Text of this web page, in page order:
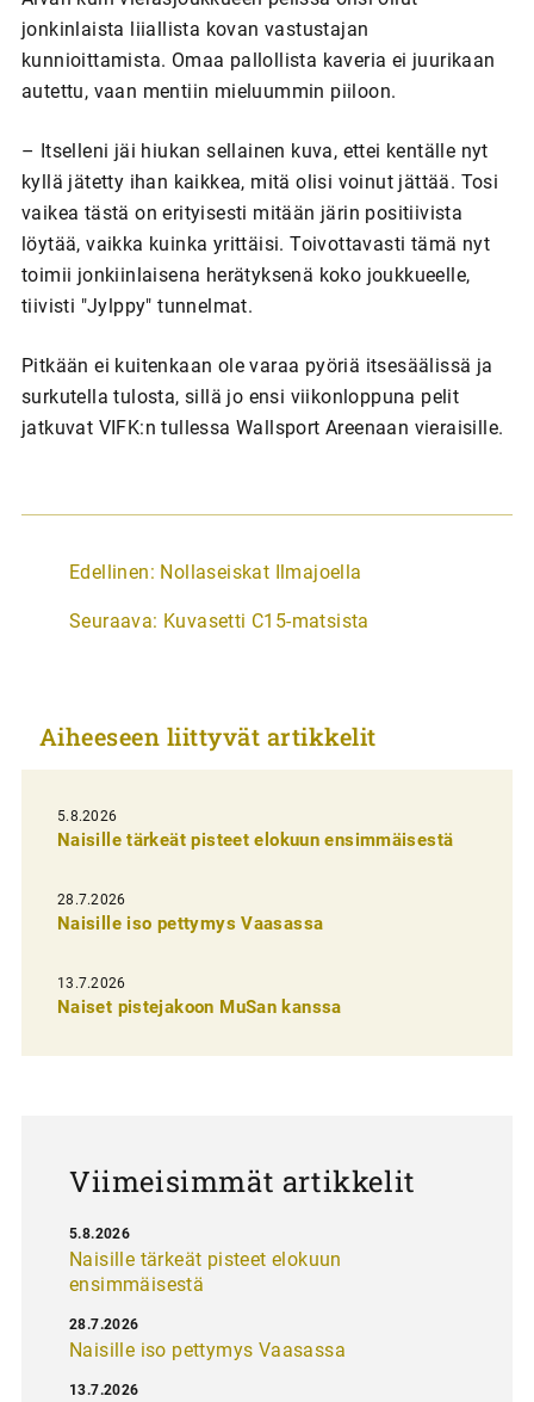
jonkinlaista liiallista kovan vastustajan
kunnioittamista. Omaa pallollista kaveria ei juurikaan
autettu, vaan mentiin mieluummin piiloon.
– Itselleni jäi hiukan sellainen kuva, ettei kentälle nyt
kyllä jätetty ihan kaikkea, mitä olisi voinut jättää. Tosi
vaikea tästä on erityisesti mitään järin positiivista
löytää, vaikka kuinka yrittäisi. Toivottavasti tämä nyt
toimii jonkiinlaisena herätyksenä koko joukkueelle,
tiivisti "Jylppy" tunnelmat.
Pitkään ei kuitenkaan ole varaa pyöriä itsesäälissä ja
surkutella tulosta, sillä jo ensi viikonloppuna pelit
jatkuvat VIFK:n tullessa Wallsport Areenaan vieraisille.
A
t
k
e
l
i
e
n
e
Edellinen: Nollaseiskat Ilmajoella
Seuraava: Kuvasetti C15-matsista
Aiheeseen liittyvät artikkelit
5.8.2026
Naisille tärkeät pisteet elokuun ensimmäisestä
28.7.2026
Naisille iso pettymys Vaasassa
13.7.2026
Naiset pistejakoon MuSan kanssa
Viimeisimmät artikkelit
Naisille tärkeät pisteet elokuun
ensimmäisestä
5.8.2026
Naisille iso pettymys Vaasassa
28.7.2026
13.7.2026